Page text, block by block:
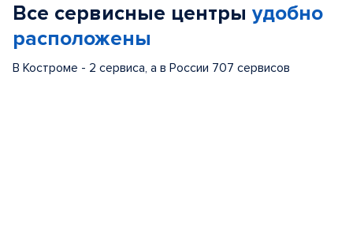
Все сервисные центры удобно
расположены
В Костроме - 2 сервиса, а в России 707 сервисов